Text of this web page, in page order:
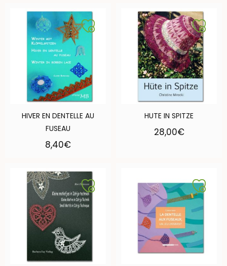
HIVER EN DENTELLE AU
FUSEAU
8,40€
HUTE IN SPITZE
28,00€